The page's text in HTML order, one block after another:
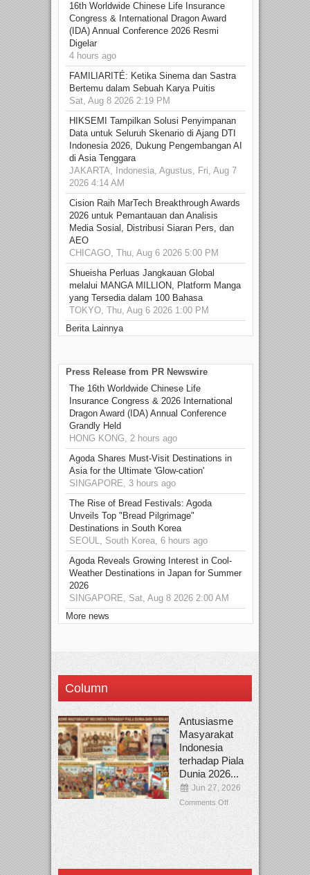
16th Worldwide Chinese Life Insurance
Congress & International Dragon Award
(IDA) Annual Conference 2026 Resmi
Digelar
4 hours ago
FAMILIARITÉ: Ketika Sinema dan Sastra
Bertemu dalam Sebuah Karya Puitis
Sat, Aug 8 2026 2:19 PM
HIKSEMI Tampilkan Solusi Penyimpanan
Data untuk Seluruh Skenario di Ajang DTI
Indonesia 2026, Dukung Pengembangan AI
di Asia Tenggara
JAKARTA, Indonesia, Agustus, Fri, Aug 7
2026 4:14 AM
Cision Raih MarTech Breakthrough Awards
2026 untuk Pemantauan dan Analisis
Media Sosial, Distribusi Siaran Pers, dan
AEO
CHICAGO, Thu, Aug 6 2026 5:00 PM
Shueisha Perluas Jangkauan Global
melalui MANGA MILLION, Platform Manga
yang Tersedia dalam 100 Bahasa
TOKYO, Thu, Aug 6 2026 1:00 PM
Berita Lainnya
Press Release from PR Newswire
The 16th Worldwide Chinese Life
Insurance Congress & 2026 International
Dragon Award (IDA) Annual Conference
Grandly Held
HONG KONG, 2 hours ago
Agoda Shares Must-Visit Destinations in
Asia for the Ultimate 'Glow-cation'
SINGAPORE, 3 hours ago
The Rise of Bread Festivals: Agoda
Unveils Top "Bread Pilgrimage"
Destinations in South Korea
SEOUL, South Korea, 6 hours ago
Agoda Reveals Growing Interest in Cool-
Weather Destinations in Japan for Summer
2026
SINGAPORE, Sat, Aug 8 2026 2:00 AM
More news
Column
Antusiasme
Masyarakat
Indonesia
terhadap Piala
Dunia 2026...
Jun 27, 2026
Comments Off